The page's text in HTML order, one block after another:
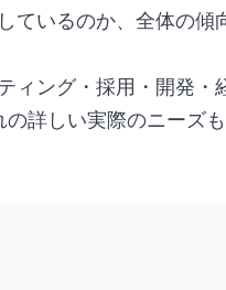
ているのか、全体の傾
ィング・採用・開発・
詳しい実際のニーズも